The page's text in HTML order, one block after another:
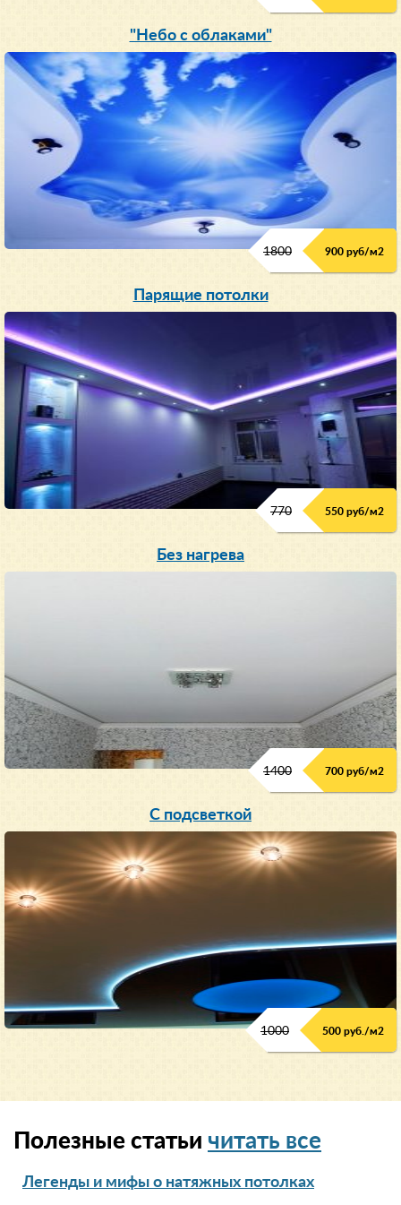
"Небо с облаками"
1800 900 руб/м2
Парящие потолки
770 550 руб/м2
Без нагрева
1400 700 руб/м2
С подсветкой
1000 500 руб./м2
Полезные статьи читать все
Легенды и мифы о натяжных потолках